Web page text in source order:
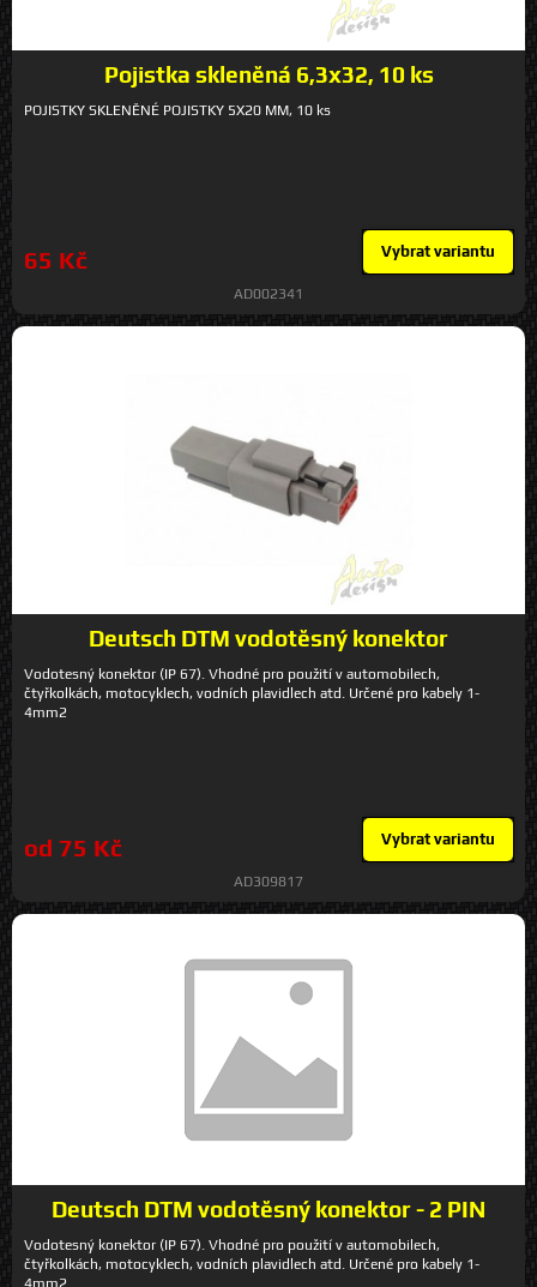
Pojistka skleněná 6,3x32, 10 ks
POJISTKY SKLENĚNÉ POJISTKY 5X20 MM, 10 ks
65 Kč Vybrat variantu
AD002341
Deutsch DTM vodotěsný konektor
Vodotesný konektor (IP 67). Vhodné pro použití v automobilech,
čtyřkolkách, motocyklech, vodních plavidlech atd. Určené pro kabely 1-
4mm2
od 75 Kč Vybrat variantu
AD309817
Deutsch DTM vodotěsný konektor - 2 PIN
Vodotesný konektor (IP 67). Vhodné pro použití v automobilech,
čtyřkolkách, motocyklech, vodních plavidlech atd. Určené pro kabely 1-
4mm2